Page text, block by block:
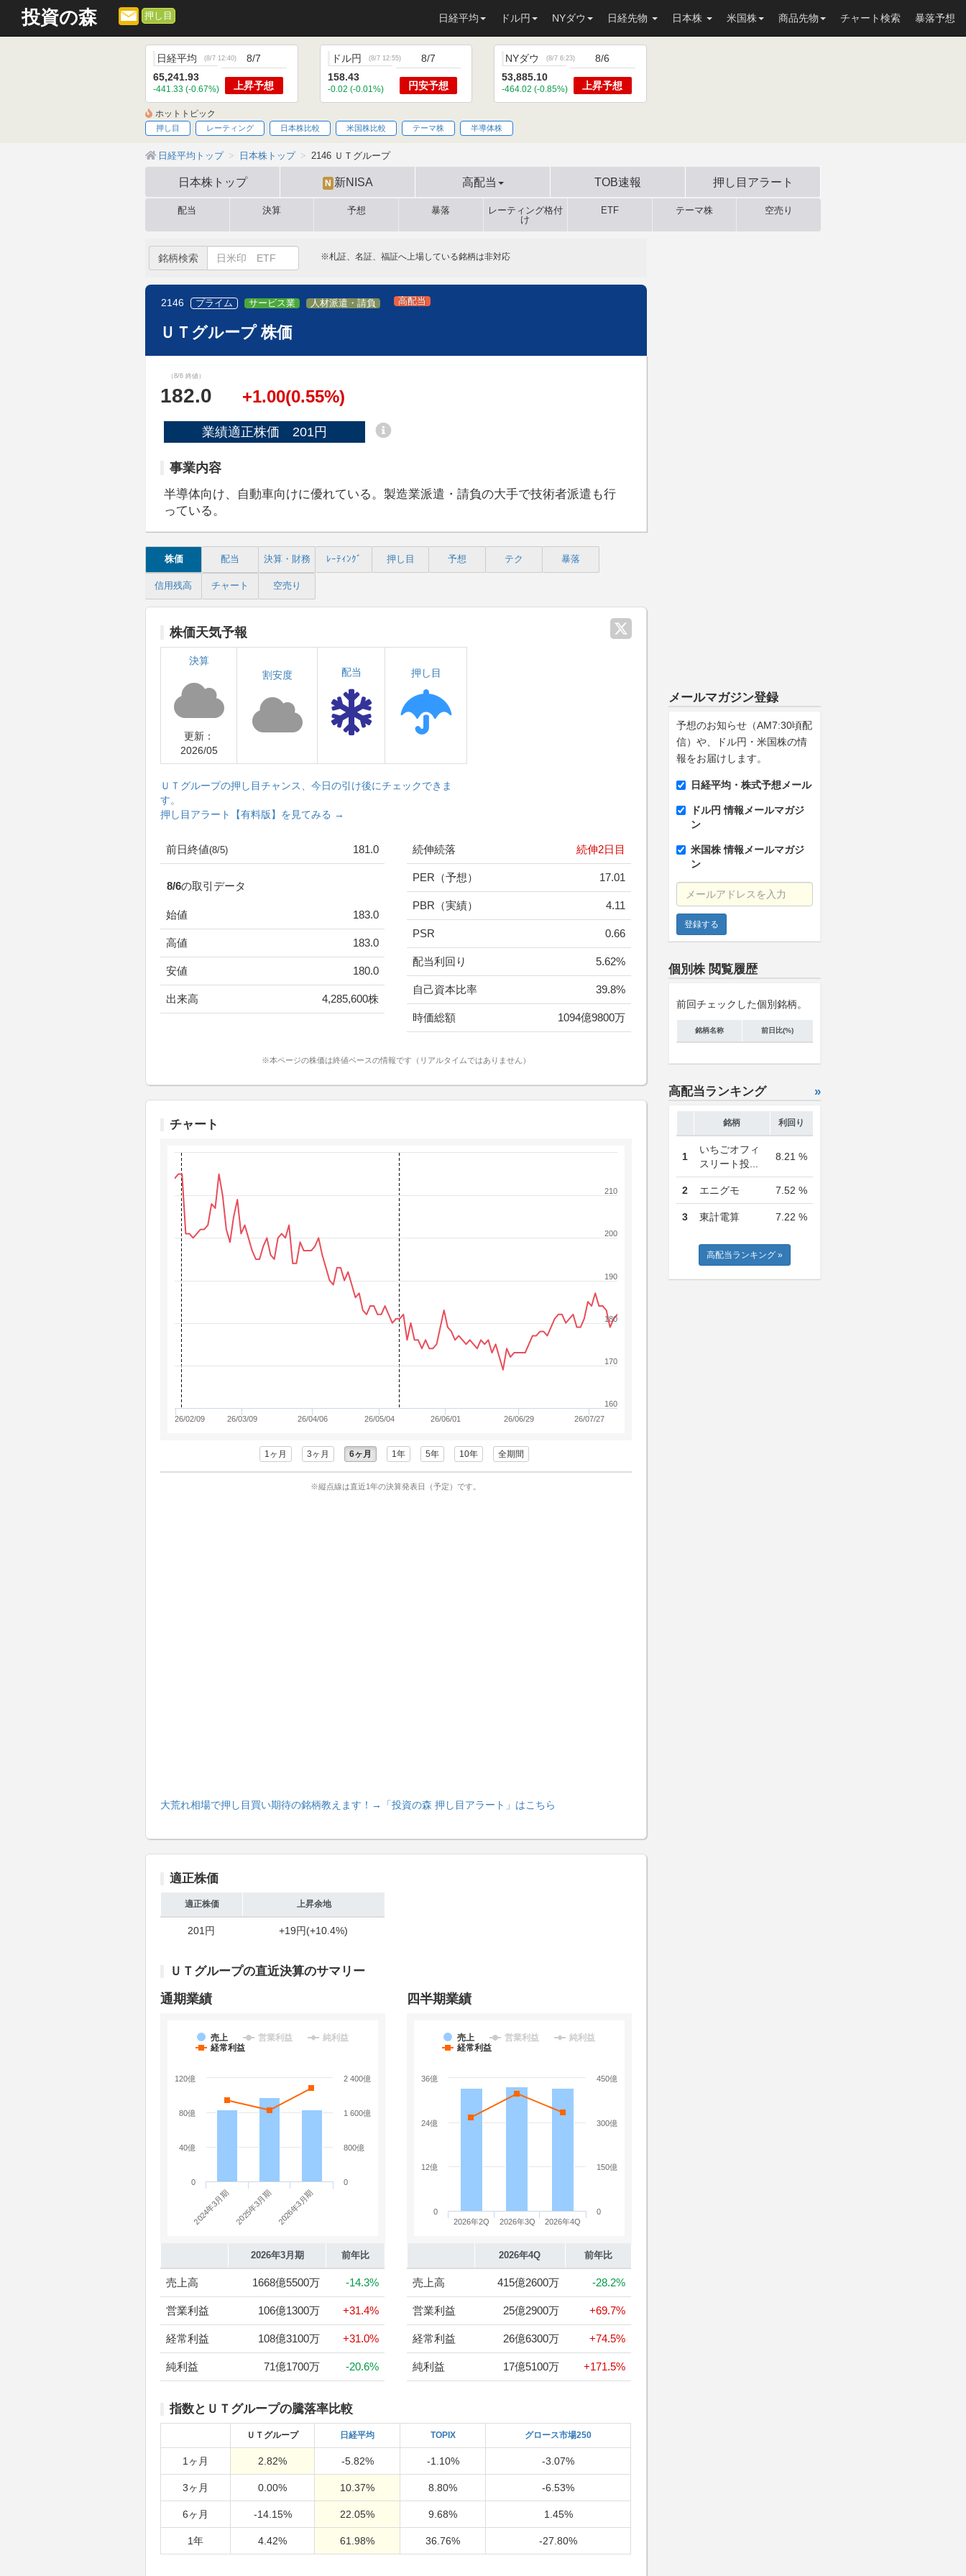
投資の森 押し目 日経平均 ドル円 NYダウ 日経先物 日本株 米国株 商品先物 チャート検索 暴落予想
日経平均 (8/7 12:40)
65,241.93
-441.33 (-0.67%)
8/7
上昇予想
ドル円 (8/7 12:55)
158.43
-0.02 (-0.01%)
8/7
円安予想
NYダウ (8/7 6:23)
53,885.10
-464.02 (-0.85%)
8/6
上昇予想
ホットトピック
押し目 レーティング 日本株比較 米国株比較 テーマ株 半導体株
日経平均トップ 日本株トップ 2146 ＵＴグループ
日本株トップ N 新NISA 高配当 TOB速報 押し目 アラート
配当 決算 予想 暴落
レーティング格付
け
ETF テーマ株 空売り
銘柄検索 ※札証、名証、福証へ上場している銘柄は非対応
2146 プライム サービス業 人材派遣・請負 高配当
ＵＴグループ 株価
（8/6 終値）
182.0 +1.00(0.55%)
業績適正株価 201円
事業内容
半導体向け、自動車向けに優れている。製造業派遣・請負の大手で技術者派遣も行
っている。
株価 配当 決算・財務 ﾚｰﾃｨﾝｸﾞ 押し目 予想 テク 暴落
信用残高 チャート 空売り
株価天気予報
決算
更新：
2026/05
割安度 配当 押し目
ＵＴグループの押し目チャンス、今日の引け後にチェックできま
す。
押し目アラート【有料版】を見てみる →
前日終値(8/5) 181.0
8/6の取引データ
始値 183.0
高値 183.0
安値 180.0
出来高 4,285,600株
続伸続落 続伸2日目
PER（予想） 17.01
PBR（実績） 4.11
PSR 0.66
配当利回り 5.62%
自己資本比率 39.8%
時価総額 1094億9800万
※本ページの株価は終値ベースの情報です（リアルタイムではありません）
チャート
26/02/09 26/03/09 26/04/06 26/05/04 26/06/01 26/06/29 26/07/27
160
170
180
190
200
210
1ヶ月 3ヶ月 6ヶ月 1年 5年 10年 全期間
※縦点線は直近1年の決算発表日（予定）です。
大荒れ相場で押し目買い期待の銘柄教えます！ →「投資の森 押し目アラート」はこちら
適正株価
適正株価 上昇余地
201円 +19円(+10.4%)
ＵＴグループの直近決算のサマリー
通期業績
売上 営業利益
純利益
経常利益
2024年3月期 2025年3月期 2026年3月期
0
800億
1 600億
2 400億
0
40億
80億
120億
2026年3月期 前年比
売上高 1668億5500万 -14.3%
営業利益 106億1300万 +31.4%
経常利益 108億3100万 +31.0%
純利益 71億1700万 -20.6%
四半期業績
売上 営業利益
純利益
経常利益
2026年2Q 2026年3Q 2026年4Q
0
150億
300億
450億
0
12億
24億
36億
2026年4Q 前年比
売上高 415億2600万 -28.2%
営業利益 25億2900万 +69.7%
経常利益 26億6300万 +74.5%
純利益 17億5100万 +171.5%
指数とＵＴグループの騰落率比較
ＵＴグループ 日経平均 TOPIX グロース市場250
1ヶ月 2.82% -5.82% -1.10% -3.07%
3ヶ月 0.00% 10.37% 8.80% -6.53%
6ヶ月 -14.15% 22.05% 9.68% 1.45%
1年 4.42% 61.98% 36.76% -27.80%
メールマガジン登録
予想のお知らせ（AM7:30頃配
信）や、ドル円・米国株の情
報をお届けします。
日経平均・株式予想メール
ドル円 情報メールマガジ
ン
米国株 情報メールマガジ
ン
メールアドレスを入力
個別株 閲覧履歴
前回チェックした個別銘柄。
銘柄名称 前日比(%)
高配当ランキング »
銘柄 利回り
1
いちごオフィ
スリート投...
8.21 %
2 エニグモ 7.52 %
3 東計電算 7.22 %
高配当ランキング »